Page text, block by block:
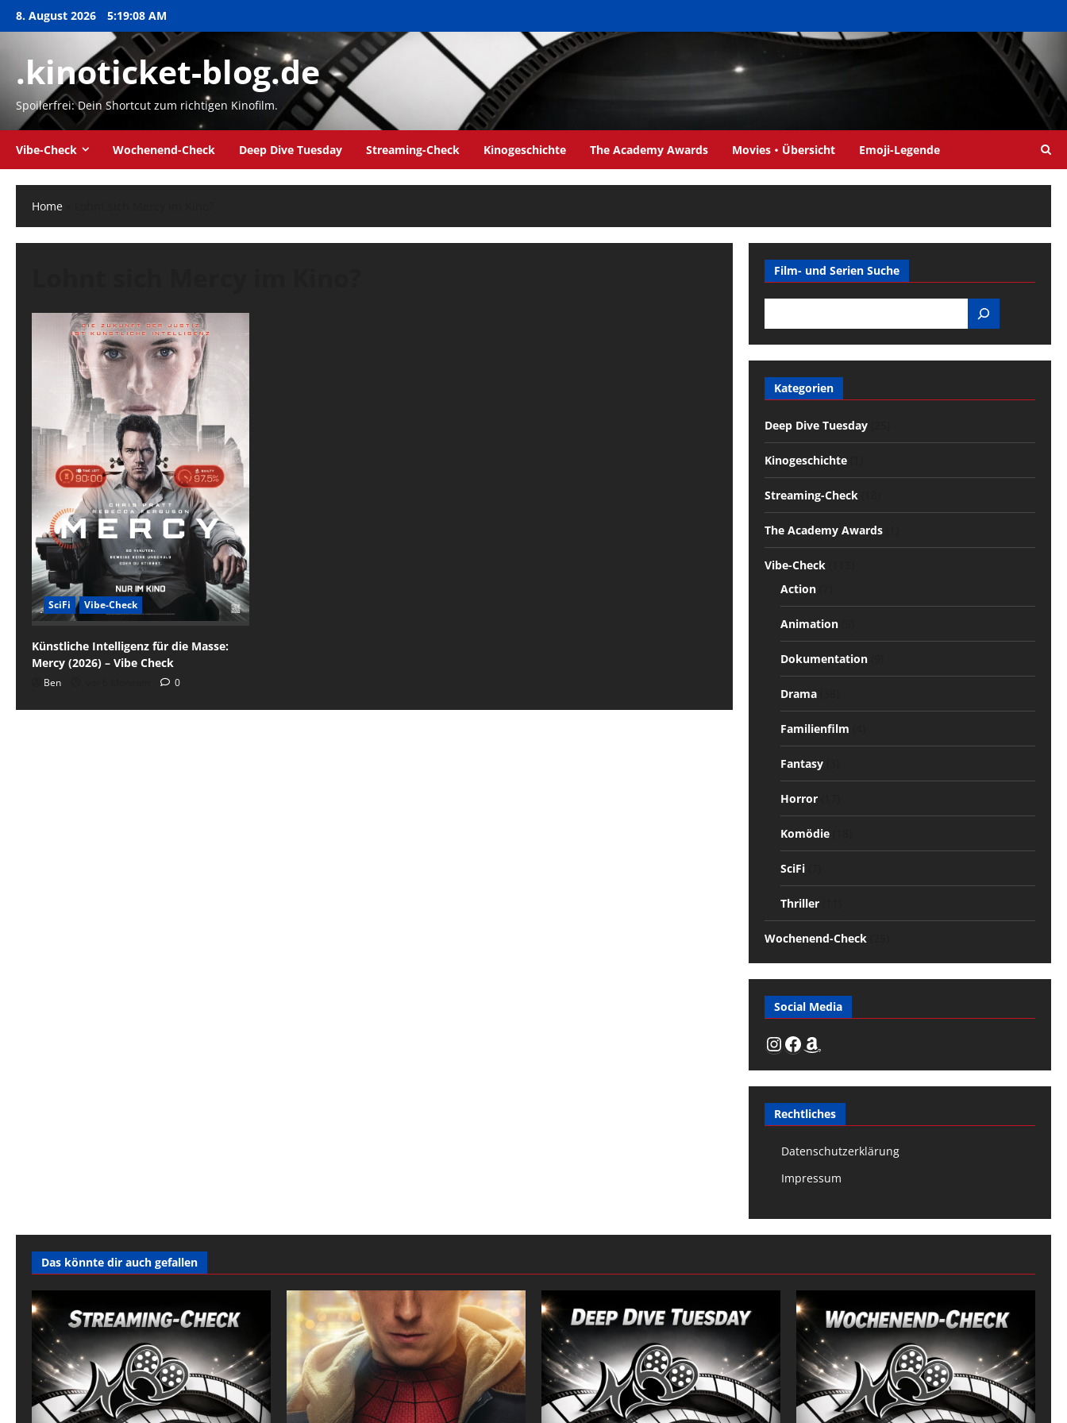
Zum8. August 2026 5:19:09 AM
.kinoticket-blog.de
Spoilerfrei: Dein Shortcut zum richtigen Kinofilm.
Vibe-Check Wochenend-Check Deep Dive Tuesday Streaming-Check Kinogeschichte The Academy Awards Movies・Übersicht Emoji-Legende
Home
SciFi Vibe-Check
Künstliche Intelligenz für die Masse:
Mercy (2026) – Vibe Check
Ben 0
Film- und Serien Suche
Kategorien
Deep Dive Tuesday(25)
Kinogeschichte(1)
Streaming-Check(18)
The Academy Awards(1)
Vibe-Check(113)
Action(7)
Animation(5)
Dokumentation(9)
Drama(38)
Familienfilm
Fantasy(3)
Horror(17)
Komödie(18)
SciFi(7)
Thriller(11)
Wochenend-Check(25)
Social Media
Instagram
Facebook
Amazon
Rechtliches
Datenschutzerklärung
Impressum
Das könnte dir auch gefallen